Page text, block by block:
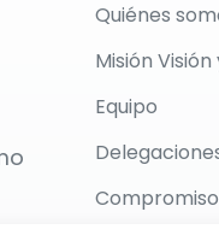
Quiénes
Misión
Equipo